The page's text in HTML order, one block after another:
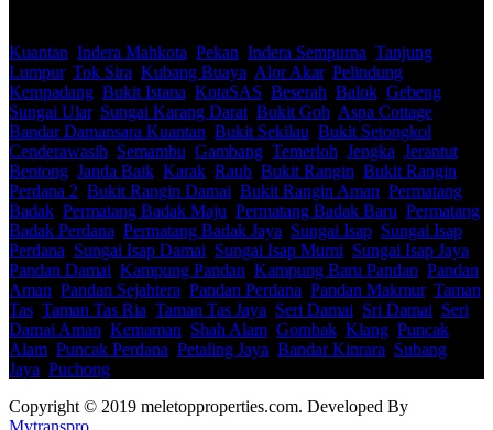
Kuantan Indera Mahkota Pekan Indera Sempurna Tanjung
Lumpur, Tok Sira Kubang Buaya Alor Akar, Pelindung
Kempadang Bukit Istana KotaSAS Beserah Balok Gebeng
Sungai Ular, Sungai Karang Darat Bukit Goh Aspa Cottage
Bandar Damansara Kuantan Bukit Sekilau Bukit Setongkol
Cenderawasih Semambu Gambang Temerloh Jengka Jerantut
Bentong Janda Baik Karak Raub Bukit Rangin Bukit Rangin
Perdana 2 Bukit Rangin Damai Bukit Rangin Aman Permatang
Badak Permatang Badak Maju Permatang Badak Baru Permatang
Badak Perdana Permatang Badak Jaya Sungai Isap Sungai Isap
Perdana Sungai Isap Damai Sungai Isap Murni Sungai Isap Jaya
Pandan Damai Kampung Pandan Kampung Baru Pandan Pandan
Aman Pandan Sejahtera Pandan Perdana Pandan Makmur, Taman
Tas Taman Tas Ria Taman Tas Jaya Seri Damai Sri Damai Seri
Damai Aman Kemaman Shah Alam Gombak Klang Puncak
Alam Puncak Perdana Petaling Jaya Bandar Kinrara Subang
Jaya Puchong
Copyright © 2019 meletopproperties.com. Developed By
Mytranspro